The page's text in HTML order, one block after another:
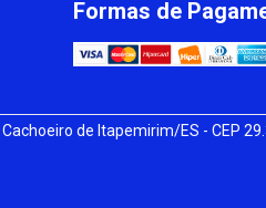
Formas de
de Itapemirim/ES - CEP